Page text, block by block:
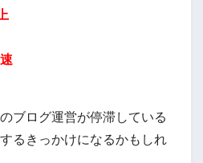
ブログ運営が停滞している
るきっかけになるかもしれ